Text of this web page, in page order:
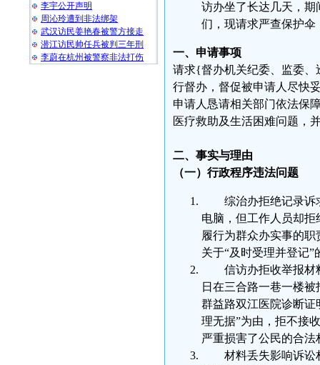
李宇公开声明
周沁玲遭到非法绑架
武汉访民姜艳春被警方接走
潜江访民帅任兵被判三年刑
李蔚在杭州被警察非法打伤
访办坐了长达几天，
们，现请求严查保护
一、申请事项
请求{督办机关纪委、监委
行督办，督促被申请人尽快
申请人恳请相关部门依法保
医疗救助及生活困难问题，
二、事实与理由
（一）行政程序违法问题
综治办拒绝记录诉
电脑，但工作人员却
履行为群众办实事的
关于“及时受理并登记
信访办拒收举报材
日在三合路一巷一楼
群益路双江医院诊断证
理无据”为由，拒不接
严重损害了公民的合
材料丢失影响诉讼